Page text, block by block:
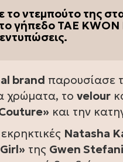
το ντεμπούτο της
γήπεδο TAE KWON
brand παρουσίασε
χρώματα, το velour
και την
Natasha
της Gwen Stefani